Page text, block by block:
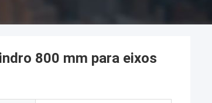
800 mm para eixos